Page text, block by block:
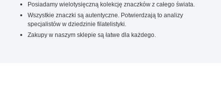
Posiadamy wielotysięczną kolekcję znaczków z całego świata.
Wszystkie znaczki są autentyczne. Potwierdzają to analizy
specjalistów w dziedzinie filatelistyki.
Zakupy w naszym sklepie są łatwe dla każdego.